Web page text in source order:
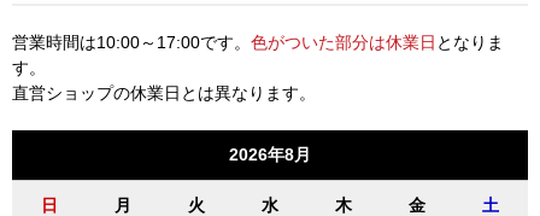
営業時間は10:00～17:00です。 色がついた部分は休業日 となりま
す。
直営ショップの休業日とは異なります。
2026年8月
日 月 火 水 木 金 土